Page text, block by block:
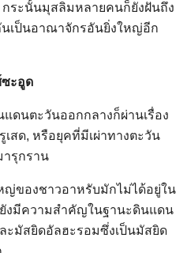
ระนั้นมุสลิมหลายคนก็ยังฝันถึง
เป็นอาณาจักรอันยิ่งใหญ่อีก
ะอูด
ดนตะวันออกกลางก็ผ่านเรื่อง
สด, หรือยุคที่มีเผ่าทางตะวัน
ารุกราน
ของชาวอาหรับมักไม่ได้อยู่ใน
งมีความสำคัญในฐานะดินแดน
ะมัสยิดอัลฮะรอมซึ่งเป็นมัสยิด